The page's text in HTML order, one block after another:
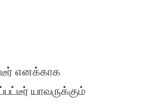
எனக்காக
யாவருக்கும்